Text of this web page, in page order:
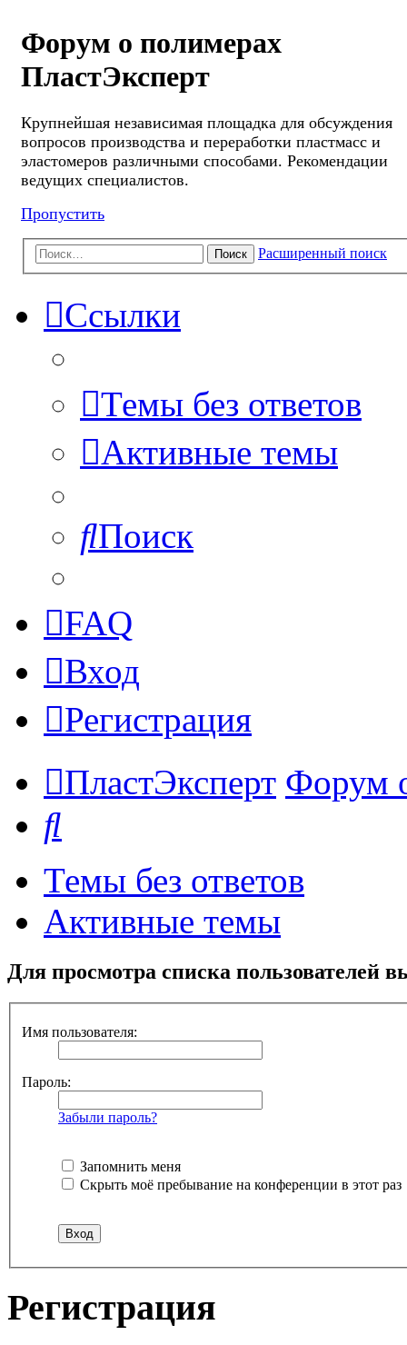
Форум о полимерах
ПластЭксперт
Крупнейшая независимая площадка для обсуждения
вопросов производства и переработки пластмасс и
эластомеров различными способами. Рекомендации
ведущих специалистов.
Пропустить
Поиск Расширенный поиск
Ссылки
Темы без ответов
Активные темы
Поиск
FAQ
Вход
Регистрация
ПластЭксперт Форум
Темы без ответов
Активные темы
Для просмотра списка пользователей
Имя пользователя:
Пароль:
Забыли пароль?
Запомнить меня
Скрыть моё пребывание на конференции в этот раз
Регистрация